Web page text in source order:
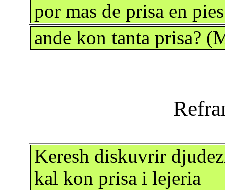
por mas de prisa en
ande kon tanta prisa?
Keresh diskuvrir
kal kon prisa i lejeria